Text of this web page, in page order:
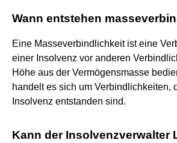
Wann entstehen
Eine Masseverbindlichkeit ist eine
einer Insolvenz vor anderen
Höhe aus der Vermögensmasse
handelt es sich um Verbindlichkeiten,
Insolvenz entstanden sind.
Kann der Insolvenzverwalter